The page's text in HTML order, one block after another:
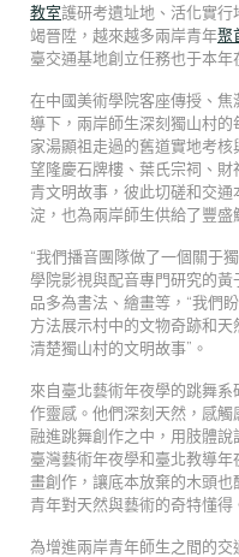
教室護研考遺址地、活化實
竭晉陞，越來越多兩岸青年聚
臺交通基地創立任務也于本年
在中國美術學院客座傳授、
導下，兩岸師生深刻獨山村的
家湯顯祖走過的舊道實地考
望隆慶石牌樓、葉氏宗祠、
青文明故事，彼此切磋和交
淀，也為兩岸師生供給了豐盛
“我們播音團隊做了一個關于
學院影視與配音專門研究的
品多為書法、繪畫等，“我們
方法展示村中的文物奇跡和
清楚獨山村的文明故事”。
來自臺北藝術年夜學的跳舞
作靈感。他們深刻天然，感
融進跳舞創作之中，用肢體
臺灣藝術年夜學和臺北教導
畫創作，讓底本放棄的木頭
青年對天然與藝術的奇特懂得
為增進兩岸青年師生之間的